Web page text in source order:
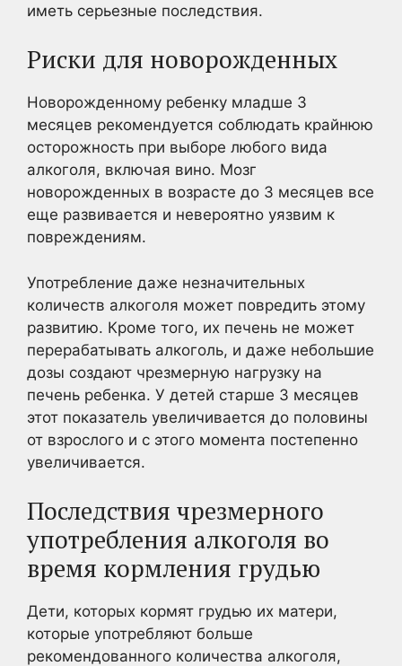
иметь серьезные последствия.
Риски для новорожденных
Новорожденному ребенку младше 3
месяцев рекомендуется соблюдать крайнюю
осторожность при выборе любого вида
алкоголя, включая вино. Мозг
новорожденных в возрасте до 3 месяцев все
еще развивается и невероятно уязвим к
повреждениям.
Употребление даже незначительных
количеств алкоголя может повредить этому
развитию. Кроме того, их печень не может
перерабатывать алкоголь, и даже небольшие
дозы создают чрезмерную нагрузку на
печень ребенка. У детей старше 3 месяцев
этот показатель увеличивается до половины
от взрослого и с этого момента постепенно
увеличивается.
Последствия чрезмерного
употребления алкоголя во
время кормления грудью
Дети, которых кормят грудью их матери,
которые употребляют больше
рекомендованного количества алкоголя,